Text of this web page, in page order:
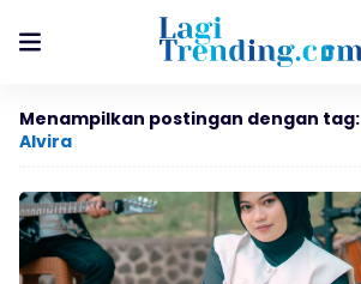
Menampilkan postingan dengan tag:
Alvira